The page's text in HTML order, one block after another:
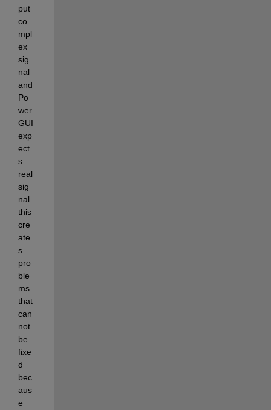
put
co
mpl
ex
sig
nal
and
Po
wer
GUI
exp
ect
s
real
sig
nal
this
cre
ate
s
pro
ble
ms
that
can
not
be
fixe
d
bec
aus
e